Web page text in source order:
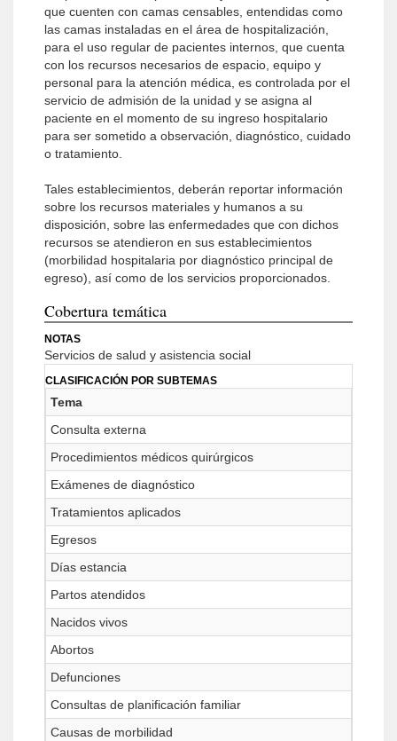
que cuenten con camas censables, entendidas como
las camas instaladas en el área de hospitalización,
para el uso regular de pacientes internos, que cuenta
con los recursos necesarios de espacio, equipo y
personal para la atención médica, es controlada por el
servicio de admisión de la unidad y se asigna al
paciente en el momento de su ingreso hospitalario
para ser sometido a observación, diagnóstico, cuidado
o tratamiento.
Tales establecimientos, deberán reportar información
sobre los recursos materiales y humanos a su
disposición, sobre las enfermedades que con dichos
recursos se atendieron en sus establecimientos
(morbilidad hospitalaria por diagnóstico principal de
egreso), así como de los servicios proporcionados.
Cobertura temática
NOTAS
Servicios de salud y asistencia social
CLASIFICACIÓN POR SUBTEMAS
Tema
Consulta externa
Procedimientos médicos quirúrgicos
Exámenes de diagnóstico
Tratamientos aplicados
Egresos
Días estancia
Partos atendidos
Nacidos vivos
Abortos
Defunciones
Consultas de planificación familiar
Causas de morbilidad